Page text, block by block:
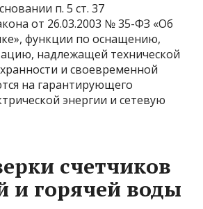
п. 5 ст. 37
от 26.03.2003 № 35-ФЗ «Об
функции по оснащению,
надлежащей технической
и своевременной
на гарантирующего
энергии и сетевую
счетчиков
и горячей воды